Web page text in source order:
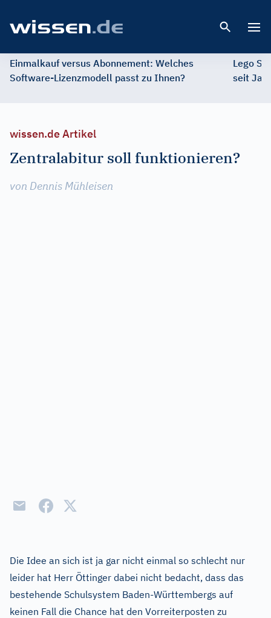
Einmalkauf versus Abonnement: Welches
Software-Lizenzmodell passt zu Ihnen?
Lego
seit
wissen.de Artikel
Zentralabitur soll funktionieren?
von Dennis Mühleisen
Die Idee an sich ist ja gar nicht einmal so schlecht nur
leider hat Herr Öttinger dabei nicht bedacht, dass das
bestehende Schulsystem Baden-Württembergs auf
keinen Fall die Chance hat den Vorreiterposten zu